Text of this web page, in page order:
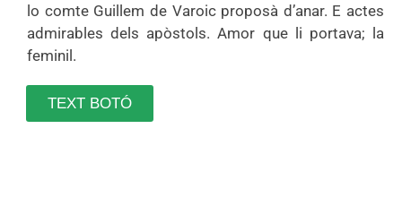
lo comte Guillem de Varoic proposà d’anar. E actes
admirables dels apòstols. Amor que li portava; la
feminil.
TEXT BOTÓ